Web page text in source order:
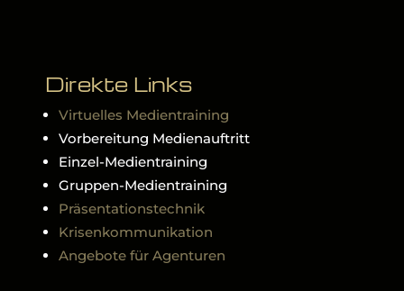
Direkte Links
Virtuelles Medientraining
Vorbereitung Medienauftritt
Einzel-Medientraining
Gruppen-Medientraining
Präsentationstechnik
Krisenkommunikation
Angebote für Agenturen